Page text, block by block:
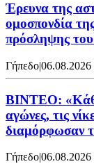
Έρευνα της
ομοσπονδία
πρόσληψης
Γήπεδο|06.08.2026
ΒΙΝΤΕΟ: «Κάθε
αγώνες, τις
διαμόρφωσαν
Γήπεδο|06.08.2026